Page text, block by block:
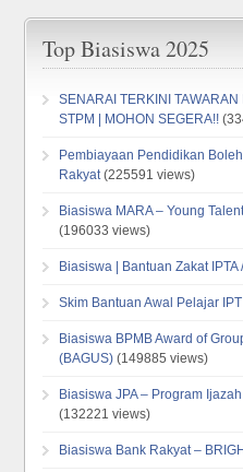
Top Biasiswa 2025
SENARAI TERKINI
STPM | MOHON SEGERA!!
Pembiayaan Pendidikan
Rakyat(225591 views)
Biasiswa MARA – Young
(196033 views)
Biasiswa | Bantuan Zakat IPTA
Skim Bantuan Awal Pelajar IPT
Biasiswa BPMB Award of
(BAGUS) (149885 views)
Biasiswa JPA – Program
(132221 views)
Biasiswa Bank Rakyat –